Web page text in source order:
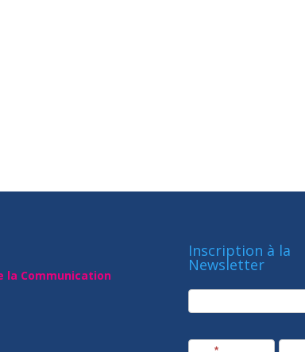
la Communication
Inscription à la
Newsletter
newsletter